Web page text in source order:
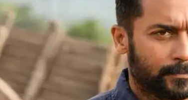
ఈ వార్తాకథనం ఏంటి
తమిళ స్టార్ హీరో సూర్యకు ప్రమాదం
వెంటనే అప్రమత్తమైన చిత్ర యూనిట్
'కంగువ' సినిమాలో ఫైటింగ్ సీన్
సూర్యకు గాయం కావడంతో కంగువ షూటింగ్
సూర్యకు తమిళ్‌తో పాటు టాలీవుడ్ లోనూ